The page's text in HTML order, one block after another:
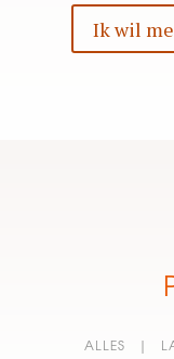
Ik wil
ALLES |